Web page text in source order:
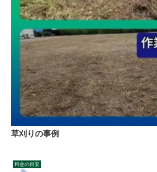
草刈りの事例
料金の目安